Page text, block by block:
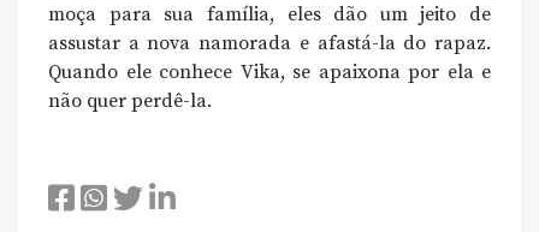
moça para sua família, eles dão um jeito de
assustar a nova namorada e afastá-la do rapaz.
Quando ele conhece Vika, se apaixona por ela e
não quer perdê-la.